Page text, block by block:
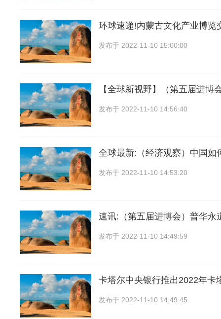
环球速递!内蒙古文化产业博览
发布于 2022-11-10 15:00:00
【全球新视野】（第五届进博
发布于 2022-11-10 14:56:40
全球最新:（经济观察）中国如
发布于 2022-11-10 14:53:20
速讯:（第五届进博会）普华永
发布于 2022-11-10 14:49:59
卡塔尔中央银行推出2022年卡
发布于 2022-11-10 14:49:45